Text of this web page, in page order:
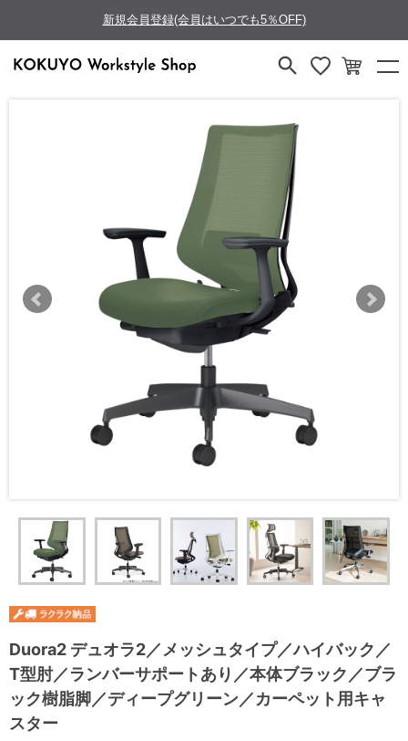
新規会員登録(会員はいつでも5％OFF)
Duora2 デュオラ2／メッシュタイプ／ハイバック／
T型肘／ランバーサポートあり／本体ブラック／ブラ
ック樹脂脚／ディープグリーン／カーペット用キャ
スター